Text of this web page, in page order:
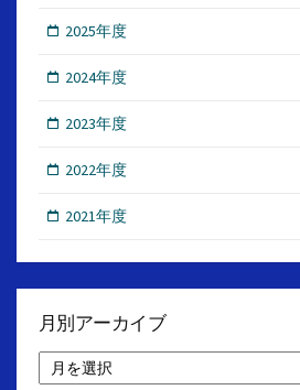
2025年度
2024年度
2023年度
2022年度
2021年度
月別アーカイブ
別